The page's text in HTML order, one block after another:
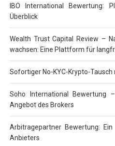
IBO International Bewertung:
Überblick
Wealth Trust Capital Review –
wachsen: Eine Plattform für
Sofortiger No-KYC-Krypto-
Soho International Bewertung
Angebot des Brokers
Arbitragepartner Bewertung:
Anbieters